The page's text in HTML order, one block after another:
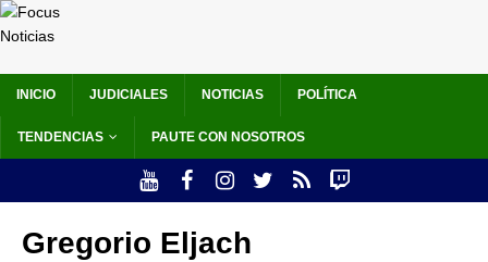
INICIO JUDICIALES NOTICIAS POLÍTICA
TENDENCIAS PAUTE CON NOSOTROS
Gregorio Eljach